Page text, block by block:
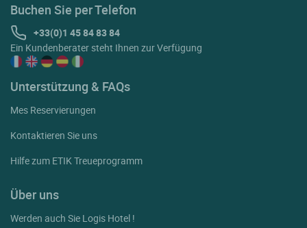
Buchen Sie per Telefon
+33(0)1 45 84 83 84
Ein Kundenberater steht Ihnen zur Verfügung
Unterstützung & FAQs
Mes Reservierungen
Kontaktieren Sie uns
Hilfe zum ETIK Treueprogramm
Über uns
Werden auch Sie Logis Hotel !